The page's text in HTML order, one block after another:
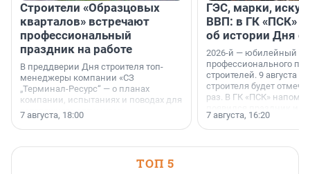
Строители «Образцовых
кварталов» встречают
профессиональный
праздник на работе
В преддверии Дня строителя топ-
менеджеры компании «СЗ
„Терминал-Ресурс“ — о планах
компании, испытаниях и поводах для
осторожного оптимизма.
7 августа, 18:00
ГЭС, марки,
ВВП: в ГК «ПСК»
об истории Дня
2026-й — юбилейный
профессионального
строителей. 9 августа
строителя будет
раз. В ГК «ПСК»
поменялась роль
7 августа, 16:20
ТОП 5